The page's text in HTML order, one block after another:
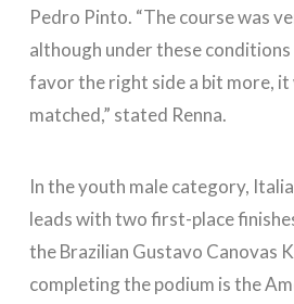
Pedro Pinto. “The course was
although under these
favor the right side a bit more, it
matched,” stated Renna.
In the youth male category,
leads with two first-place
the Brazilian Gustavo Canovas
completing the podium is the